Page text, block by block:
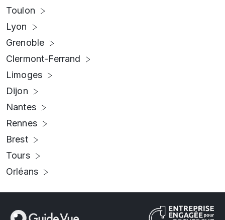
Toulon
Lyon
Grenoble
Clermont-Ferrand
Limoges
Dijon
Nantes
Rennes
Brest
Tours
Orléans